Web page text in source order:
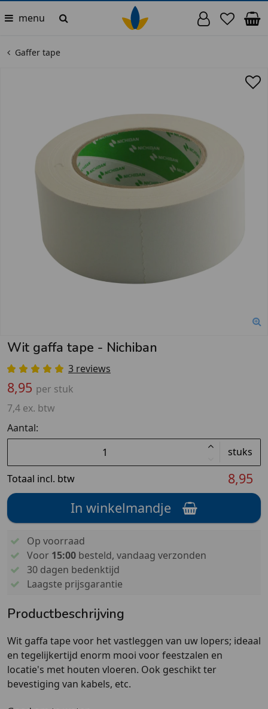
menu
Gaffer tape
Wit gaffa tape - Nichiban
3 reviews
8,95 per stuk
7,4 ex. btw
Aantal:
stuks
Totaal incl. btw
8,95
In winkelmandje
Op voorraad
Voor 15:00besteld, vandaag verzonden
30 dagen bedenktijd
Laagste prijsgarantie
Productbeschrijving
Wit gaffa tape voor het vastleggen van uw lopers; ideaal
en tegelijkertijd enorm mooi voor feestzalen en
locatie's met houten vloeren. Ook geschikt ter
bevestiging van kabels, etc.